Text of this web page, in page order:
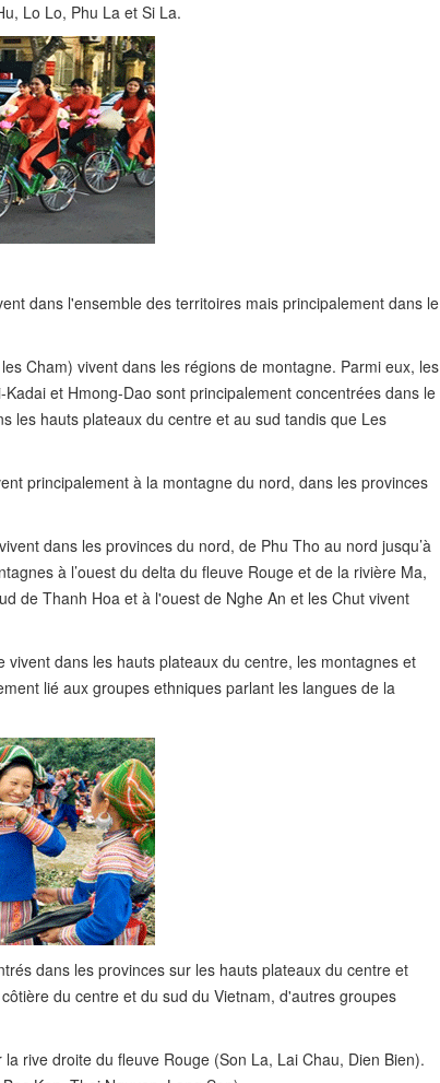
Lo Lo, Phu La et Si La.
dans l'ensemble des territoires mais principalement dans le
Cham) vivent dans les régions de montagne. Parmi eux, les
et Hmong-Dao sont principalement concentrées dans le
les hauts plateaux du centre et au sud tandis que Les
principalement à la montagne du nord, dans les provinces
dans les provinces du nord, de Phu Tho au nord jusqu’à
à l’ouest du delta du fleuve Rouge et de la rivière Ma,
de Thanh Hoa et à l'ouest de Nghe An et les Chut vivent
dans les hauts plateaux du centre, les montagnes et
lié aux groupes ethniques parlant les langues de la
dans les provinces sur les hauts plateaux du centre et
du centre et du sud du Vietnam, d'autres groupes
rive droite du fleuve Rouge (Son La, Lai Chau, Dien Bien).